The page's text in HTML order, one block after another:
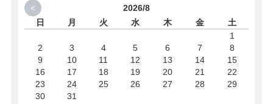
<
2026/8
日
月 火 水 木 金
土
1
2
3 4 5 6 7
8
9
10 11 12 13 14
15
16
17 18 19 20 21
22
23
24 25 26 27 28
29
30
31